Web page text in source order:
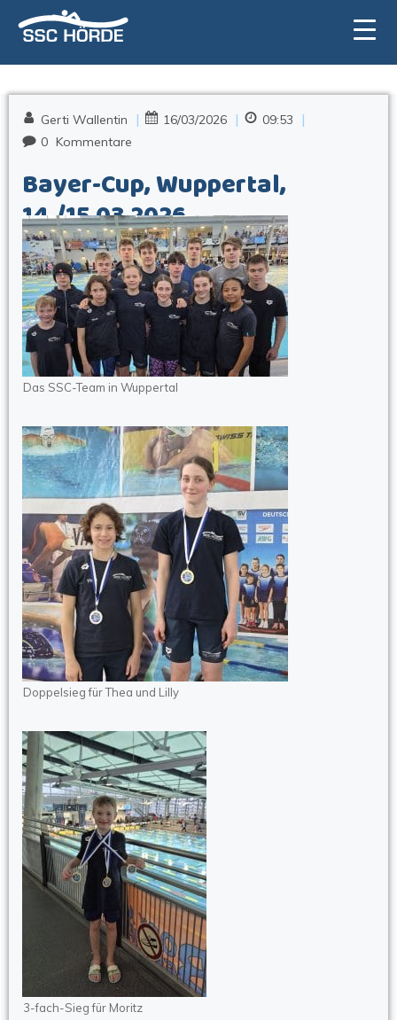
Gerti Wallentin | 16/03/2026 | 09:53 |
0 Kommentare
Bayer-Cup, Wuppertal,
14./15.03.2026
Das SSC-Team in Wuppertal
Doppelsieg für Thea und Lilly
3-fach-Sieg für Moritz